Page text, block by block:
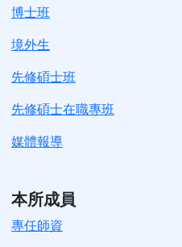
博士班
境外生
先修碩士班
先修碩士在職專班
媒體報導
本所成員
專任師資